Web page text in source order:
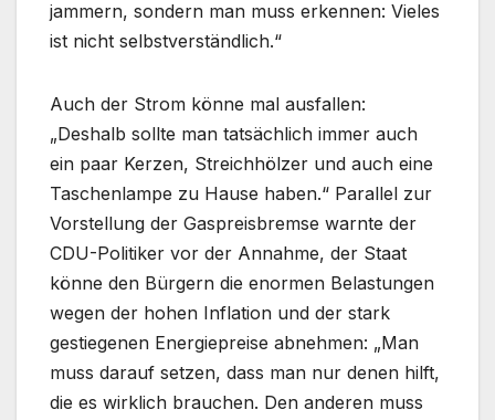
jammern, sondern man muss erkennen: Vieles
ist nicht selbstverständlich.“
Auch der Strom könne mal ausfallen:
„Deshalb sollte man tatsächlich immer auch
ein paar Kerzen, Streichhölzer und auch eine
Taschenlampe zu Hause haben.“ Parallel zur
Vorstellung der Gaspreisbremse warnte der
CDU-Politiker vor der Annahme, der Staat
könne den Bürgern die enormen Belastungen
wegen der hohen Inflation und der stark
gestiegenen Energiepreise abnehmen: „Man
muss darauf setzen, dass man nur denen hilft,
die es wirklich brauchen. Den anderen muss